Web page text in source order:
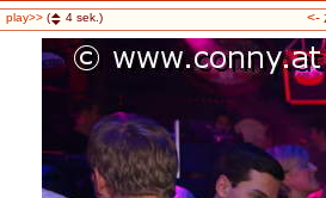
play>> ( 4 sek.) <-